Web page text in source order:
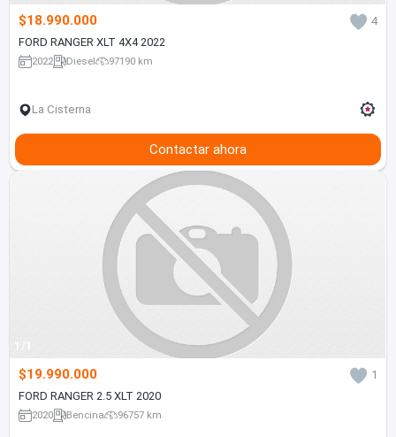
$18.990.000
4
FORD RANGER XLT 4X4 2022
2022 Diesel 97190 km
La Cisterna
Contactar ahora
1/1
$19.990.000
1
FORD RANGER 2.5 XLT 2020
2020 Bencina 96757 km